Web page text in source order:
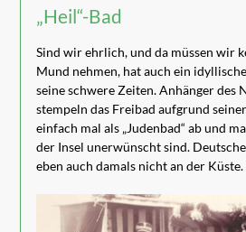
„Heil“-Bad
Sind wir ehrlich, und da müssen wir
Mund nehmen, hat auch ein
seine schwere Zeiten. Anhänger des
stempeln das Freibad aufgrund
einfach mal als „Judenbad“ ab und
der Insel unerwünscht sind.
eben auch damals nicht an der Küste.